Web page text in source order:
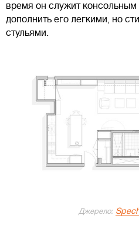
время он служит
дополнить его легкими, но
стульями.
Джерело: